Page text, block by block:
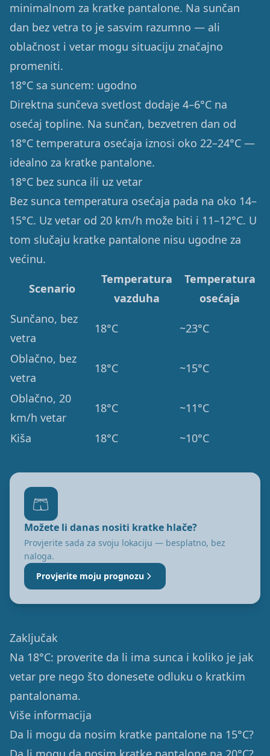
minimalnom za kratke pantalone. Na sunčan
dan bez vetra to je sasvim razumno — ali
oblačnost i vetar mogu situaciju značajno
promeniti.
18°C sa suncem: ugodno
Direktna sunčeva svetlost dodaje 4–6°C na
osećaj topline. Na sunčan, bezvetren dan od
18°C temperatura osećaja iznosi oko 22–24°C —
idealno za kratke pantalone.
18°C bez sunca ili uz vetar
Bez sunca temperatura osećaja pada na oko 14–
15°C. Uz vetar od 20 km/h može biti i 11–12°C. U
tom slučaju kratke pantalone nisu ugodne za
većinu.
Scenario
Temperatura
vazduha
Temperatura
osećaja
Sunčano, bez
vetra
18°C ~23°C
Oblačno, bez
vetra
18°C ~15°C
Oblačno, 20
km/h vetar
18°C ~11°C
Kiša 18°C ~10°C
🩳
Možete li danas nositi kratke hlače?
Provjerite sada za svoju lokaciju — besplatno, bez
naloga.
Provjerite moju prognozu
Zaključak
Na 18°C: proverite da li ima sunca i koliko je jak
vetar pre nego što donesete odluku o kratkim
pantalonama.
Više informacija
Da li mogu da nosim kratke pantalone na 15°C?